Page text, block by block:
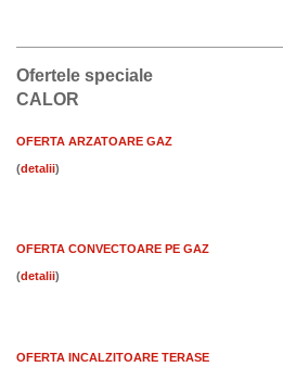
Ofertele speciale
CALOR
OFERTA ARZATOARE GAZ
( )
OFERTA CONVECTOARE PE GAZ
( )
OFERTA INCALZITOARE TERASE